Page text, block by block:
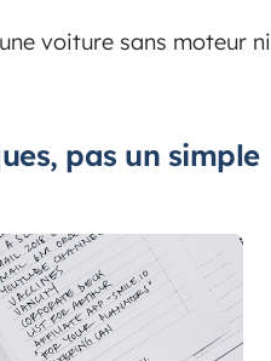
voiture sans moteur ni
pas un simple